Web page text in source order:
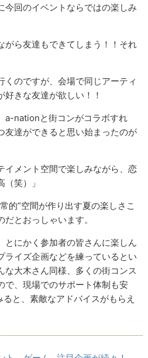
今回のイベントならではの楽しみ
がら友達もできてしまう！！それ
くのですが、会場で同じアーティ
きな友達が欲しい！！
a-nationと街コンがコラボすれ
友達ができると思い始まったのが
イメント空間で楽しみながら、恋
笑）」
的”空間が作り出す夏の楽しさこ
とおっしゃいます。
とにかく参加者の皆さんに楽しん
ライズ企画などを練っているとい
な大木さん同様、多くの街コンス
で、現場でのサポート体制も安
と、素敵なアドバイスがもらえ